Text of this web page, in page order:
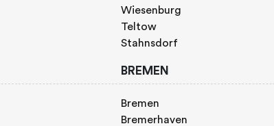
Wiesenburg
Teltow
Stahnsdorf
BREMEN
Bremen
Bremerhaven